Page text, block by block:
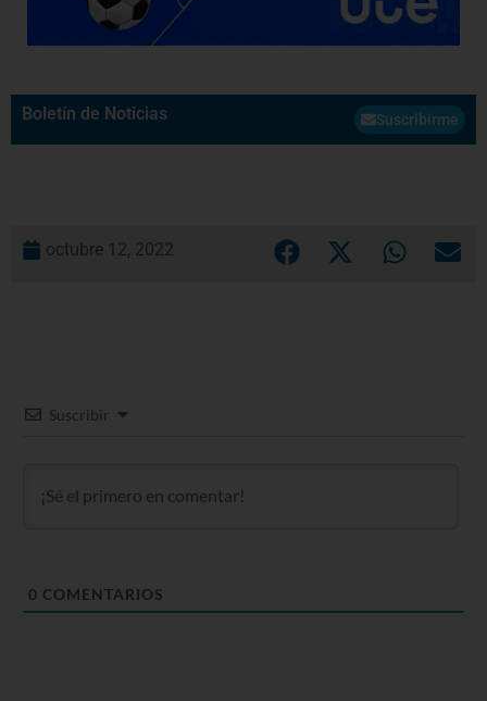
Boletín de Noticias Suscribirme
octubre 12, 2022
Suscribir
0 COMENTARIOS